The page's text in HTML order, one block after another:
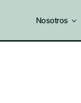
3
Nosotros